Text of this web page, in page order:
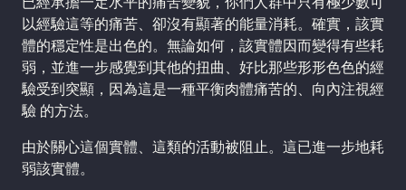
以經驗這等的痛苦、卻沒有顯著的能量消耗。確實，該實
體的穩定性是出色的。無論如何，該實體因而變得有些耗
弱，並進一步感覺到其他的扭曲、好比那些形形色色的經
驗受到突顯，因為這是一種平衡肉體痛苦的、向內注視經
驗 的方法。
由於關心這個實體、這類的活動被阻止。這已進一步地耗
弱該實體。